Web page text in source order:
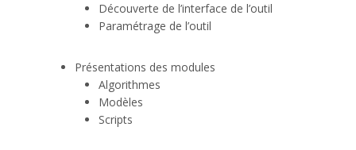
Découverte de l’interface de l’outil
Paramétrage de l’outil
Présentations des modules
Algorithmes
Modèles
Scripts